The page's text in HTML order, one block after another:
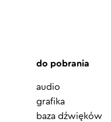
do pobrania
audio
grafika
baza dźwięków